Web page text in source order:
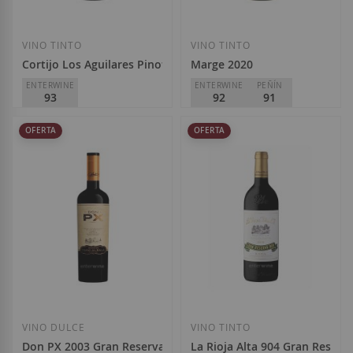
VINO TINTO
Cortijo Los Aguilares Pinot Noir 2024
ENTERWINE
93
Cortijo Los Aguilares
D.O.Málaga-Sierras de
Regular
Price
39,55 €
VINO TINTO
Marge 2020
ENTERWINE
92
PEÑÍN
91
Celler de l'Encastell
D.O.Priorat
Regular
Price
18,90 €
Añadir a la
OFERTA
VINO DULCE
Don PX 2003 Gran Reserva
OFERTA
VINO TINTO
La Rioja Alta 904 Gran